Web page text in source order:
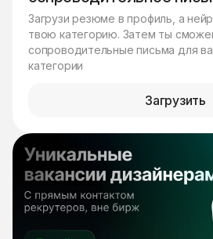
Загрузи резюме в профиль, а
твою категорию. Затем ты
сопроводительные письма для
категории
Загрузить